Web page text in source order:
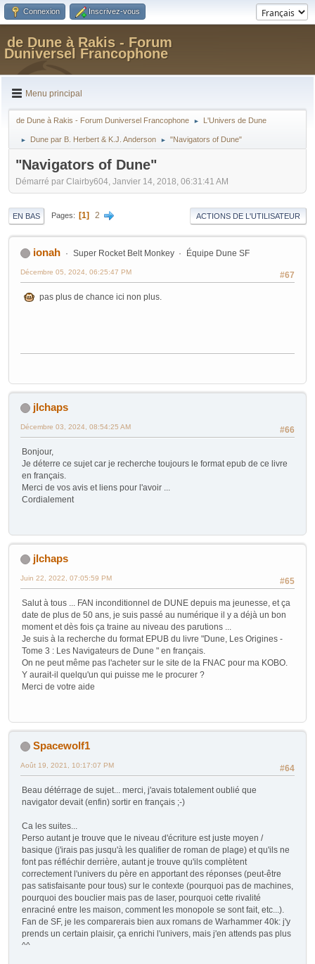
Connexion Inscrivez-vous
de Dune à Rakis - Forum
Duniversel Francophone
Menu principal
de Dune à Rakis - Forum Duniversel Francophone ► L'Univers de Dune
► Dune par B. Herbert & K.J. Anderson ► "Navigators of Dune"
"Navigators of Dune"
Démarré par Clairby604, Janvier 14, 2018, 06:31:41 AM
EN BAS Pages 1 2 ACTIONS DE L'UTILISATEUR
ionah Super Rocket Belt Monkey Équipe Dune SF
#67
Décembre 05, 2024, 06:25:47 PM
pas plus de chance ici non plus.
jlchaps
#66
Décembre 03, 2024, 08:54:25 AM
Bonjour,
Je déterre ce sujet car je recherche toujours le format epub de ce livre
en français.
Merci de vos avis et liens pour l'avoir ...
Cordialement
jlchaps
#65
Juin 22, 2022, 07:05:59 PM
Salut à tous ... FAN inconditionnel de DUNE depuis ma jeunesse, et ça
date de plus de 50 ans, je suis passé au numérique il y a déjà un bon
moment et dès fois ça traine au niveau des parutions ...
Je suis à la recherche du format EPUB du livre "Dune, Les Origines -
Tome 3 : Les Navigateurs de Dune " en français.
On ne peut même pas l'acheter sur le site de la FNAC pour ma KOBO.
Y aurait-il quelqu'un qui puisse me le procurer ?
Merci de votre aide
Spacewolf1
#64
Août 19, 2021, 10:17:07 PM
Beau détérrage de sujet... merci, j'avais totalement oublié que
navigator devait (enfin) sortir en français ;-)
Ca les suites...
Perso autant je trouve que le niveau d'écriture est juste moyen /
basique (j'irais pas jusqu'à les qualifier de roman de plage) et qu'ils ne
font pas réfléchir derrière, autant je trouve qu'ils complètent
correctement l'univers du père en apportant des réponses (peut-être
pas satisfaisante pour tous) sur le contexte (pourquoi pas de machines,
pourquoi des bouclier mais pas de laser, pourquoi cette rivalité
enraciné entre les maison, comment les monopole se sont fait, etc...).
Fan de SF, je les comparerais bien aux romans de Warhammer 40k: j'y
prends un certain plaisir, ça enrichi l'univers, mais j'en attends pas plus
^^